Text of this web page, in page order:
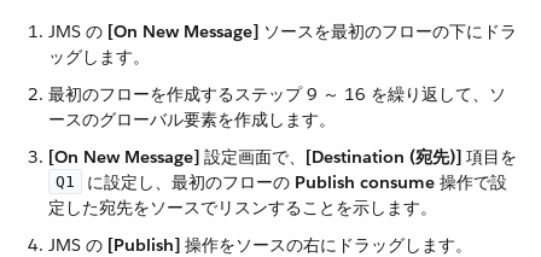
JMS の ​ [On New Message] ​ ソースを最初のフローの下にドラ
ッグします。
最初のフローを作成するステップ 9 ～ 16 を繰り返して、ソ
ースのグローバル要素を作成します。
[On New Message] ​ 設定画面で、​ [Destination (宛先)] ​ 項目を
Q1 ​ に設定し、最初のフローの ​ Publish consume ​ 操作で設
定した宛先をソースでリスンすることを示します。
JMS の ​ [Publish] ​ 操作をソースの右にドラッグします。